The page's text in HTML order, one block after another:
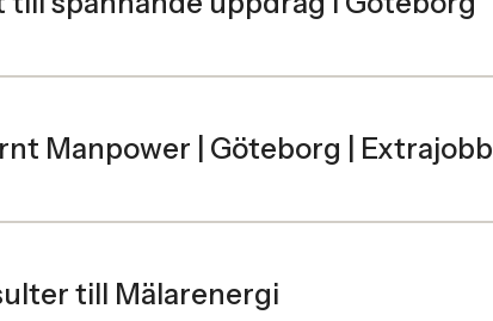
Manpower | Göteborg | Extrajobb
till Mälarenergi